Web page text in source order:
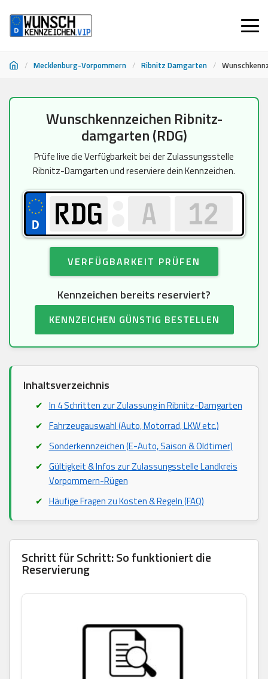
/ Mecklenburg-Vorpommern / Ribnitz Damgarten /
Wunschkennzeichen Ribnitz-
damgarten (RDG)
Prüfe live die Verfügbarkeit bei der Zulassungsstelle
Ribnitz-Damgarten und reserviere dein Kennzeichen.
VERFÜGBARKEIT PRÜFEN
Kennzeichen bereits reserviert?
KENNZEICHEN GÜNSTIG BESTELLEN
Inhaltsverzeichnis
In 4 Schritten zur Zulassung in Ribnitz-Damgarten
Fahrzeugauswahl (Auto, Motorrad, LKW etc.)
Sonderkennzeichen (E-Auto, Saison & Oldtimer)
Gültigkeit & Infos zur Zulassungsstelle Landkreis
Vorpommern-Rügen
Häufige Fragen zu Kosten & Regeln (FAQ)
Schritt für Schritt: So funktioniert die
Reservierung